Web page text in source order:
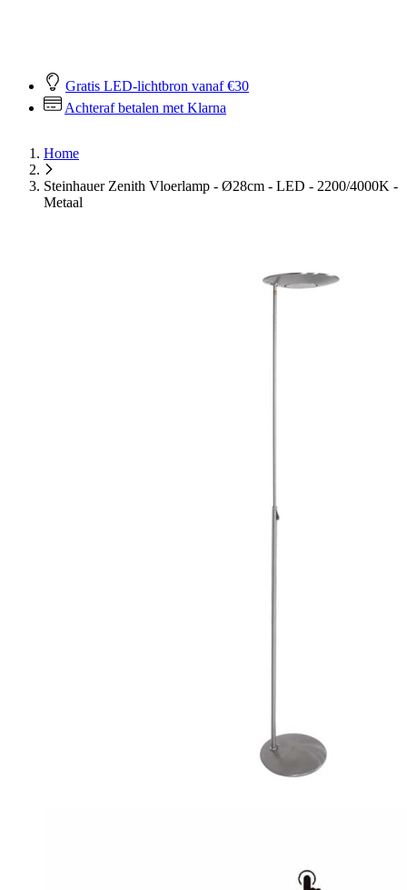
Gratis LED-lichtbron vanaf €30
Achteraf betalen met Klarna
Home
Steinhauer Zenith Vloerlamp - Ø28cm - LED - 2200/4000K -
Metaal